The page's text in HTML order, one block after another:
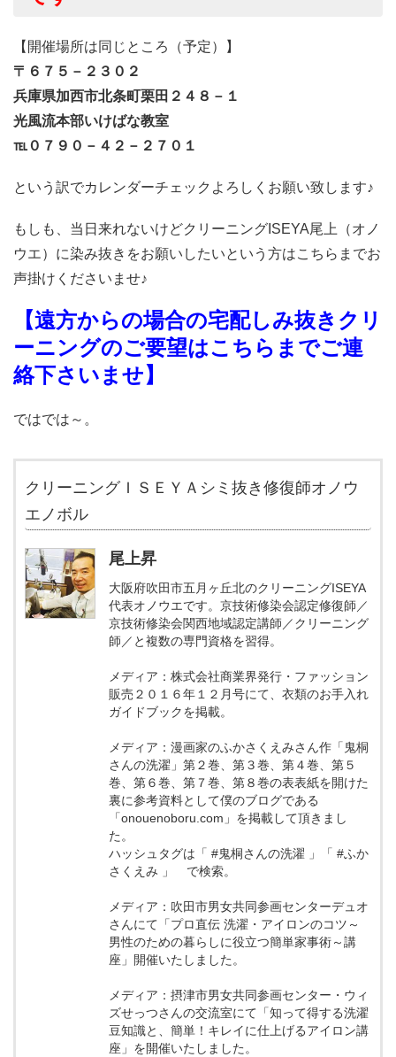
【開催場所は同じところ（予定）】
〒６７５－２３０２
兵庫県加西市北条町栗田２４８－１
光風流本部いけばな教室
℡０７９０－４２－２７０１
という訳でカレンダーチェックよろしくお願い致します♪
もしも、当日来れないけどクリーニングISEYA尾上（オノ
ウエ）に染み抜きをお願いしたいという方はこちらまでお
声掛けくださいませ♪
【遠方からの場合の宅配しみ抜きクリ
ーニングのご要望はこちらまでご連
絡下さいませ】
ではでは～。
クリーニングＩＳＥＹＡシミ抜き修復師オノウ
エノボル
尾上昇
大阪府吹田市五月ヶ丘北のクリーニングISEYA
代表オノウエです。京技術修染会認定修復師／
京技術修染会関西地域認定講師／クリーニング
師／と複数の専門資格を習得。
メディア：株式会社商業界発行・ファッション
販売２０１６年１２月号にて、衣類のお手入れ
ガイドブックを掲載。
メディア：漫画家のふかさくえみさん作「鬼桐
さんの洗濯」第２巻、第３巻、第４巻、第５
巻、第６巻、第７巻、第８巻の表表紙を開けた
裏に参考資料として僕のブログである
「onouenoboru.com」を掲載して頂きまし
た。
ハッシュタグは「 #鬼桐さんの洗濯 」「 #ふか
さくえみ 」 で検索。
メディア：吹田市男女共同参画センターデュオ
さんにて「プロ直伝 洗濯・アイロンのコツ～
男性のための暮らしに役立つ簡単家事術～講
座」開催いたしました。
メディア：摂津市男女共同参画センター・ウィ
ズせっつさんの交流室にて「知って得する洗濯
豆知識と、簡単！キレイに仕上げるアイロン講
座」を開催いたしました。